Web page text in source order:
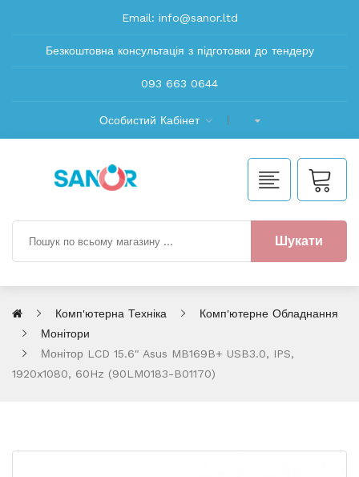
Email: info@sanor.ltd
Безкоштовна консультація з підготовки до тендеру
093 663 0644
Особистий Кабінет
Шукати
Комп'ютерна Техніка
Комп'ютерне Обладнання
Монітори
Монiтор LCD 15.6" Asus MB169B+ USB3.0, IPS,
1920x1080, 60Hz (90LM0183-B01170)